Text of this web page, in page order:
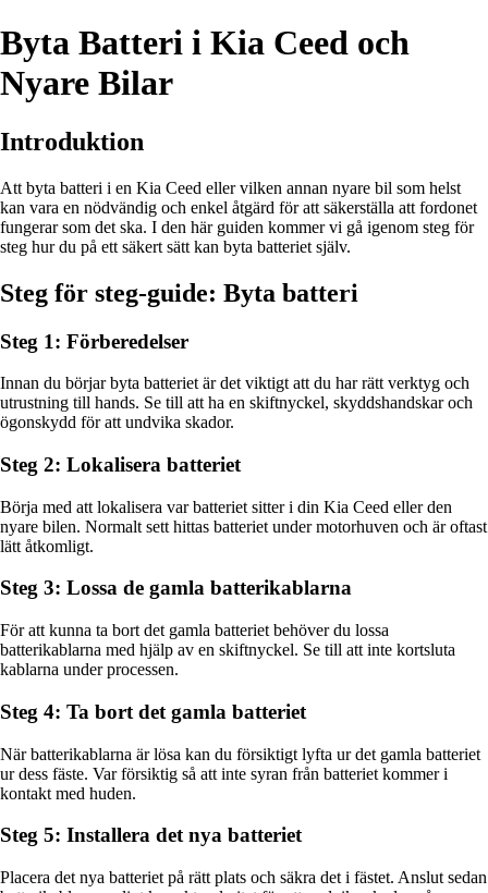
Byta Batteri i Kia Ceed och
Nyare Bilar
Introduktion
Att byta batteri i en Kia Ceed eller vilken annan nyare bil som helst
kan vara en nödvändig och enkel åtgärd för att säkerställa att fordonet
fungerar som det ska. I den här guiden kommer vi gå igenom steg för
steg hur du på ett säkert sätt kan byta batteriet själv.
Steg för steg-guide: Byta batteri
Steg 1: Förberedelser
Innan du börjar byta batteriet är det viktigt att du har rätt verktyg och
utrustning till hands. Se till att ha en skiftnyckel, skyddshandskar och
ögonskydd för att undvika skador.
Steg 2: Lokalisera batteriet
Börja med att lokalisera var batteriet sitter i din Kia Ceed eller den
nyare bilen. Normalt sett hittas batteriet under motorhuven och är oftast
lätt åtkomligt.
Steg 3: Lossa de gamla batterikablarna
För att kunna ta bort det gamla batteriet behöver du lossa
batterikablarna med hjälp av en skiftnyckel. Se till att inte kortsluta
kablarna under processen.
Steg 4: Ta bort det gamla batteriet
När batterikablarna är lösa kan du försiktigt lyfta ur det gamla batteriet
ur dess fäste. Var försiktig så att inte syran från batteriet kommer i
kontakt med huden.
Steg 5: Installera det nya batteriet
Placera det nya batteriet på rätt plats och säkra det i fästet. Anslut sedan